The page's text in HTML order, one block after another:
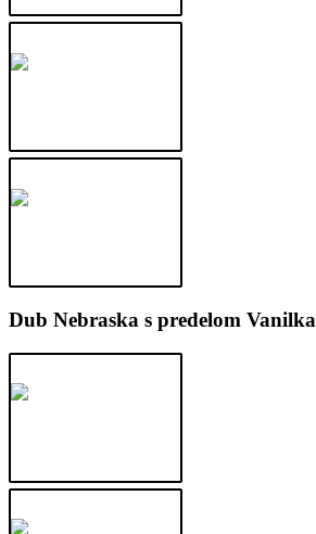
Dub Nebraska s predelom Vanilka